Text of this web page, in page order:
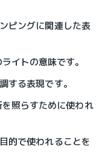
ピングに関連した表
イトの意味です。
する表現です。
照らすために使われ
的で使われることを